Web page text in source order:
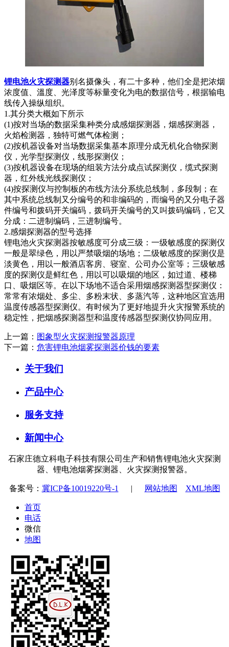
锂电池火灾探测器别名摄像头，有二十多种，他们全是把浓烟
浓度值、溫度、光泽度等标量变化为电的数据信号，根据输电
线传入操纵组织。
1.其分类大概如下所示
(1)按对当场的数据采集种类分成感烟探测器，烟感探测器，
火焰检测器，独特可燃气体检测；
(2)按机器设备对当场数据采集基本原理分成无机化合物探测
仪，光学型探测仪，线形探测仪；
(3)按机器设备在现场的组装方法分成点试探测仪，缆式探测
器，红外线光线探测仪；
(4)按探测仪与控制板的布线方法分系统总线制，多段制；在
其中系统总线制又分编号的和非编码的，而编号的又分电子器
件编号和拨码开关编码，拨码开关编号的又叫拨码编码，它又
分成：二进制编码，三进制编号。
2.感烟探测器的型号选择
锂电池火灾探测器按敏感度可分成三级：一级敏感度的探测仪
一般是翠绿色，用以严禁吸烟的场地；二级敏感度的探测仪是
淡黄色，用以一般酒店客房、寝室、公司办公室等；三级敏感
度的探测仪是鲜红色，用以可以吸烟的地区，如过道、楼梯
口、吸烟区等。在以下场地不适合采用烟感探测器型探测仪：
常常有浓烟处、多尘、多粉末状、多蒸汽等，这种地区宜选用
温度传感器型探测仪。有时候为了更好地提升火灾报警系统的
稳定性，把烟感探测器型和温度传感器型探测仪协同应用。
上一篇： 图象型火灾探测报警器原理
下一篇： 危害锂电池烟雾探测器价钱的要素
关于我们
产品中心
服务支持
新闻中心
石家庄德立科电子科技有限公司生产和销售锂电池火灾探测
器、锂电池烟雾探测器、火灾探测报警器。
备案号： 冀ICP备10019220号-1 | 网站地图 XML地图
首页
电话
微信
地图